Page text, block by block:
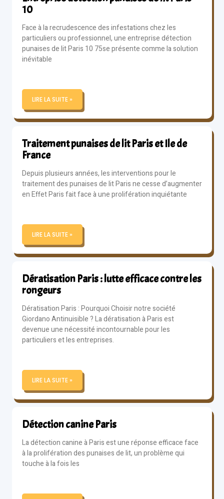
10
Face à la recrudescence des infestations chez les
particuliers ou professionnel, une entreprise détection
punaises de lit Paris 10 75se présente comme la solution
inévitable
LIRE LA SUITE »
Traitement punaises de lit Paris et Ile de
France
Depuis plusieurs années, les interventions pour le
traitement des punaises de lit Paris ne cesse d’augmenter
en Effet Paris fait face à une prolifération inquiétante
LIRE LA SUITE »
Dératisation Paris : lutte efficace contre les
rongeurs
Dératisation Paris : Pourquoi Choisir notre société
Giordano Antinuisible ? La dératisation à Paris est
devenue une nécessité incontournable pour les
particuliers et les entreprises.
LIRE LA SUITE »
Détection canine Paris
La détection canine à Paris est une réponse efficace face
à la prolifération des punaises de lit, un problème qui
touche à la fois les